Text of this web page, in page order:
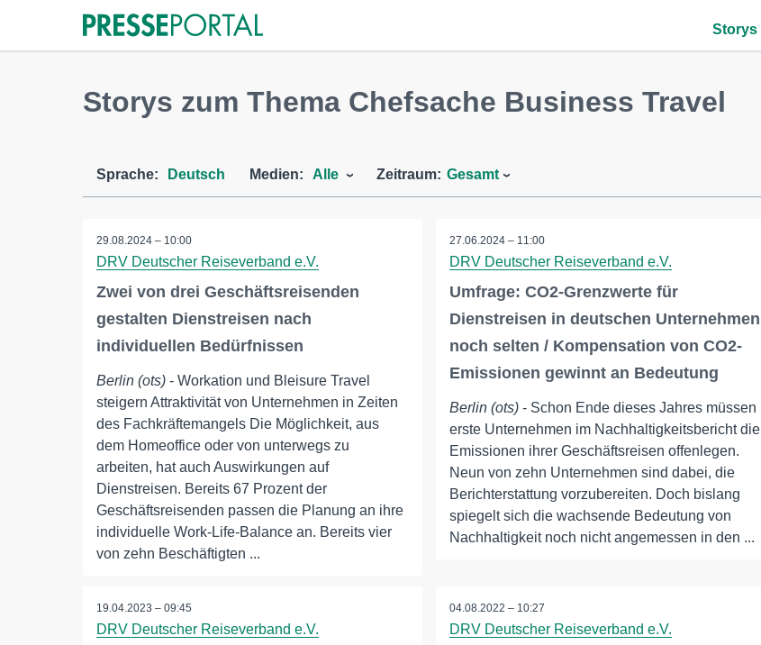
Storys
Storys zum Thema Chefsache Business Travel
Sprache: Deutsch Medien: Alle Zeitraum: Gesamt
29.08.2024 – 10:00
DRV Deutscher Reiseverband e.V.
Zwei von drei Geschäftsreisenden
gestalten Dienstreisen nach
individuellen Bedürfnissen
Berlin (ots) - Workation und Bleisure Travel
steigern Attraktivität von Unternehmen in Zeiten
des Fachkräftemangels Die Möglichkeit, aus
dem Homeoffice oder von unterwegs zu
arbeiten, hat auch Auswirkungen auf
Dienstreisen. Bereits 67 Prozent der
Geschäftsreisenden passen die Planung an ihre
individuelle Work-Life-Balance an. Bereits vier
von zehn Beschäftigten ...
27.06.2024 – 11:00
DRV Deutscher Reiseverband e.V.
Umfrage: CO2-Grenzwerte für
Dienstreisen in deutschen Unternehmen
noch selten / Kompensation von CO2-
Emissionen gewinnt an Bedeutung
Berlin (ots)- Schon Ende dieses Jahres müssen
erste Unternehmen im Nachhaltigkeitsbericht die
Emissionen ihrer Geschäftsreisen offenlegen.
Neun von zehn Unternehmen sind dabei, die
Berichterstattung vorzubereiten. Doch bislang
spiegelt sich die wachsende Bedeutung von
Nachhaltigkeit noch nicht angemessen in den ...
19.04.2023 – 09:45
DRV Deutscher Reiseverband e.V.
04.08.2022 – 10:27
DRV Deutscher Reiseverband e.V.